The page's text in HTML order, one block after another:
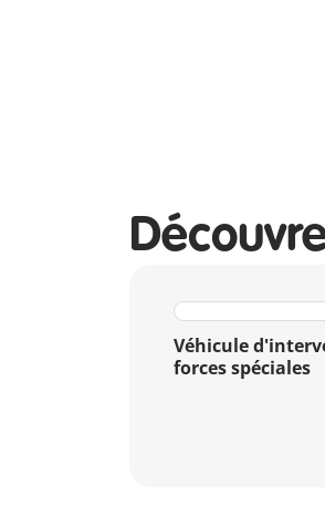
Véhicule
forces spéciales